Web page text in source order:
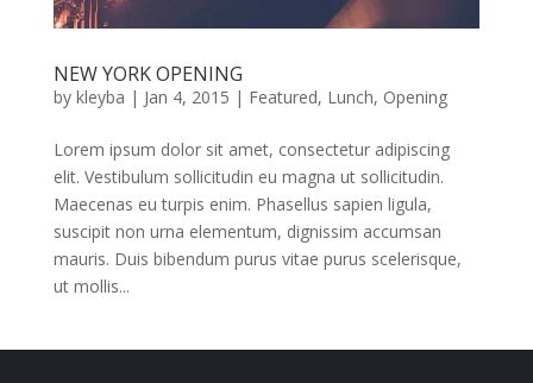
NEW YORK OPENING
by kleyba | Jan 4, 2015 | Featured, Lunch, Opening
Lorem ipsum dolor sit amet, consectetur adipiscing
elit. Vestibulum sollicitudin eu magna ut sollicitudin.
Maecenas eu turpis enim. Phasellus sapien ligula,
suscipit non urna elementum, dignissim accumsan
mauris. Duis bibendum purus vitae purus scelerisque,
ut mollis...